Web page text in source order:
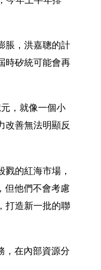
脹，洪嘉聰的計
時矽統可能會再
，就像一個小
改善無法明顯反
的紅海市場，
但他們不會考慮
打造新一批的聯
，在內部資源分